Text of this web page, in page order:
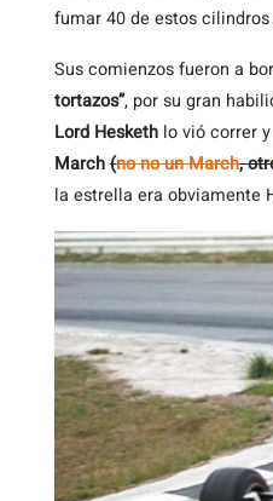
fumar 40 de estos
Sus comienzos fueron a
tortazos”, por su gran
Lord Hesketh lo vió correr
March(no no un March,
la estrella era obviamente